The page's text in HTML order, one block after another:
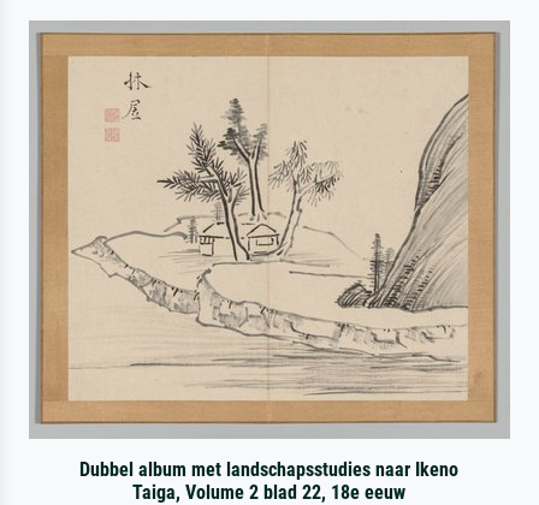
Dubbel album met landschapsstudies naar Ikeno
Taiga, Volume 2 blad 22, 18e eeuw